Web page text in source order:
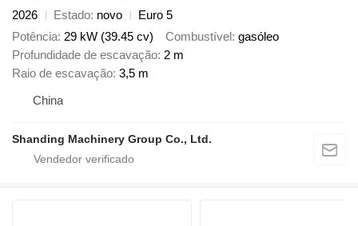
2026
Estado novo
Euro 5
Potência 29 kW (39.45 cv) Combustível gasóleo
Profundidade de escavação 2 m
Raio de escavação 3,5 m
China
Shanding Machinery Group Co., Ltd.